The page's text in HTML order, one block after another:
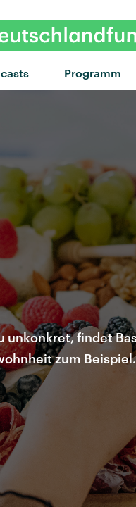
Programm
"Man
unkonkret, findet
zum